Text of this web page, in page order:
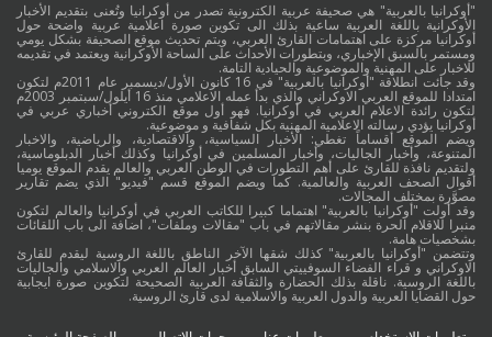
"أوكرانيا بالعربية" هي صحيفة عربية الكترونية تصدر من أوكرانيا وتُعنى بتقديم الأخبار
الأوكرانية باللغة العربية ساعية بذلك الى تكوين صورة اعلامية عربية واضحة حول
أوكرانيا مركزة على اهتمامات القارئ العربي، ويتم تحديث موقع الصحيفة بشكل يومي
ومستمر بالسبق الإخباري، وبتطورات الأحداث على الساحة الأوكرانية ويعتمد في تقديمه
للاخبار على المهنية والموضوعية والحيادية التامة.
وقد جائت انطلاقة "أوكرانيا بالعربية" في 16 كانون الأول/ديسمبر عام 2011م لتكون
امتدادا للموقع العربي الاوكراني والذي بدأ عمله الاعلامي منذ 16 أيلول/سبتمبر 2003م
لتكون رائدة الاعلام العربي في أوكرانيا. فهو أول موقع الكتروني أخباري عربي في
أوكرانيا يؤدي رسالته الاعلامية المهنية بكل شفافية و موضوعية.
ويضم الموقع أقساماً تغطي: الأخبار السياسية، والاقتصادية، والرياضية، والاخبار
المتنوعة، وأخبار الجاليات، وأخبار المسلمين في أوكرانيا وكذلك أخبار الدبلوماسية،
ولتقديم نافذة للقارئ على أهم التطورات في الوطن العربي والعالم يقدم الموقع يوميا
أقوال الصحف العربية والعالمية. كما ويضم الموقع قسم "فيديو" الذي يضم تقارير
مصوَّرة بمختلف المجالات.
وقد أولت "أوكرانيا بالعربية" اهتماما كبيرا للكاتب العربي في أوكرانيا والعالم لتكون
منبرا للاقلام الحرة بنشر مقالاتهم في باب "مقالات وملفات"، اضافة الى باب اللقائات
بشخصيات هامة.
وتتضمن "أوكرانيا بالعربية" كذلك شقها الآخر الناطق باللغة الروسية ليقدم للقارئ
الاوكراني و قراء الفضاء السوفييتي السابق أخبار العالم العربي والاسلامي والجاليات
باللغة الروسية. ناقلة بذلك الحضارة والثقافة العربية الصحيحة لتكوين صورة ايجابية
حول القضايا العربية والدول العربية والاسلامية لدى قارئ الروسية.